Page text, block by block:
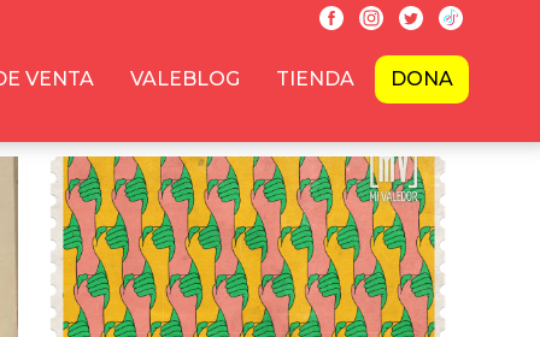
VENTA VALEBLOG TIENDA DONA